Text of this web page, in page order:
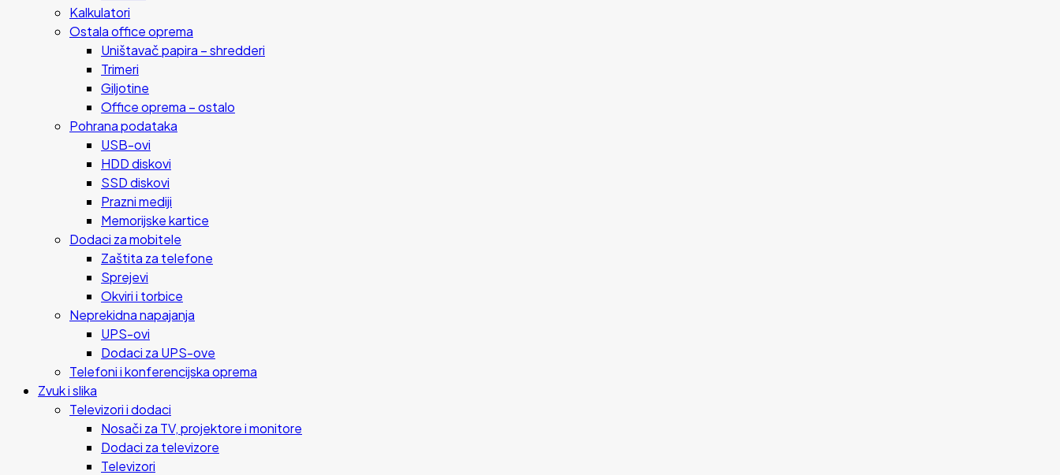
Kalkulatori
Ostala office oprema
Uništavač papira – shredderi
Trimeri
Giljotine
Office oprema – ostalo
Pohrana podataka
USB-ovi
HDD diskovi
SSD diskovi
Prazni mediji
Memorijske kartice
Dodaci za mobitele
Zaštita za telefone
Sprejevi
Okviri i torbice
Neprekidna napajanja
UPS-ovi
Dodaci za UPS-ove
Telefoni i konferencijska oprema
Zvuk i slika
Televizori i dodaci
Nosači za TV, projektore i monitore
Dodaci za televizore
Televizori